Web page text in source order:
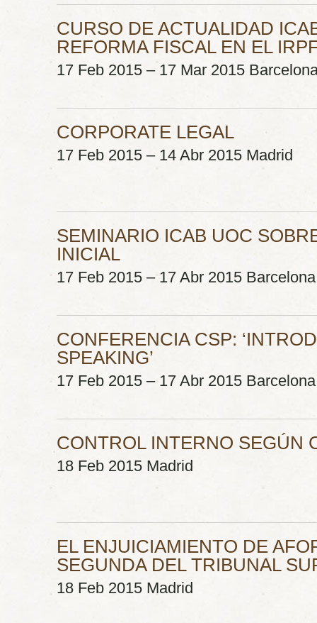
CURSO DE ACTUALIDAD
REFORMA FISCAL EN EL
17 Feb 2015 – 17 Mar 2015
CORPORATE LEGAL
17 Feb 2015 – 14 Abr 2015 Madrid
SEMINARIO ICAB UOC
INICIAL
17 Feb 2015 – 17 Abr 2015 Barcelona
CONFERENCIA CSP:
SPEAKING’
17 Feb 2015 – 17 Abr 2015 Barcelona
CONTROL INTERNO SEGÚN
18 Feb 2015 Madrid
EL ENJUICIAMIENTO DE
SEGUNDA DEL TRIBUNAL
18 Feb 2015 Madrid